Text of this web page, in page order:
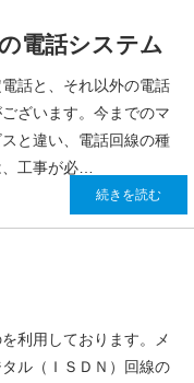
電話システム
話と、それ以外の電話
ざいます。今までのマ
と違い、電話回線の種
工事が必…
続きを読む
利用しております。メ
ル（ＩＳＤＮ）回線の